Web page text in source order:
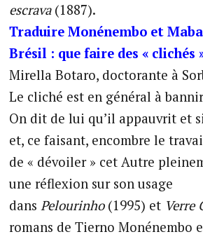
escrava(1887).
Traduire Monénembo et
Brésil : que faire des « clichés
Mirella Botaro, doctorante à
Le cliché est en général à
On dit de lui qu’il appauvrit et
et, ce faisant, encombre le
de « dévoiler » cet Autre
une réflexion sur son usage
dans Pelourinho(1995) et Verre
romans de Tierno Monénembo